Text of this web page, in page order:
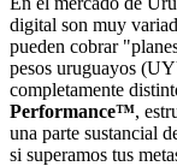
digital son muy
pueden cobrar
pesos uruguayos
completamente
Performance™,
una parte sustancial
si superamos tus